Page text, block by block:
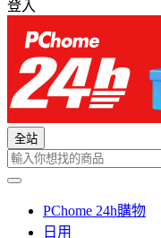
登入
全站
PChome 24h購物
日用